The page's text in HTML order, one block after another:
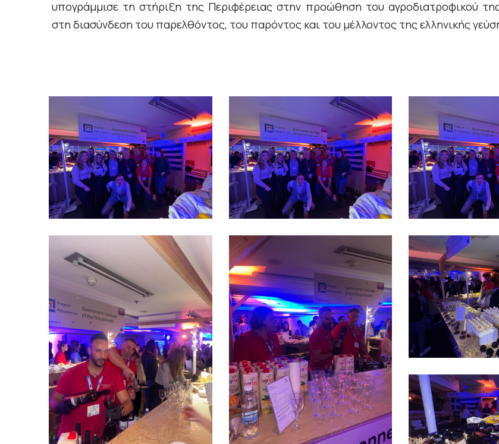
υπογράμμισε τη στήριξη της Περιφέρειας στην προώθηση του αγροδιατροφικού
στη διασύνδεση του παρελθόντος, του παρόντος και του μέλλοντος της ελληνικής